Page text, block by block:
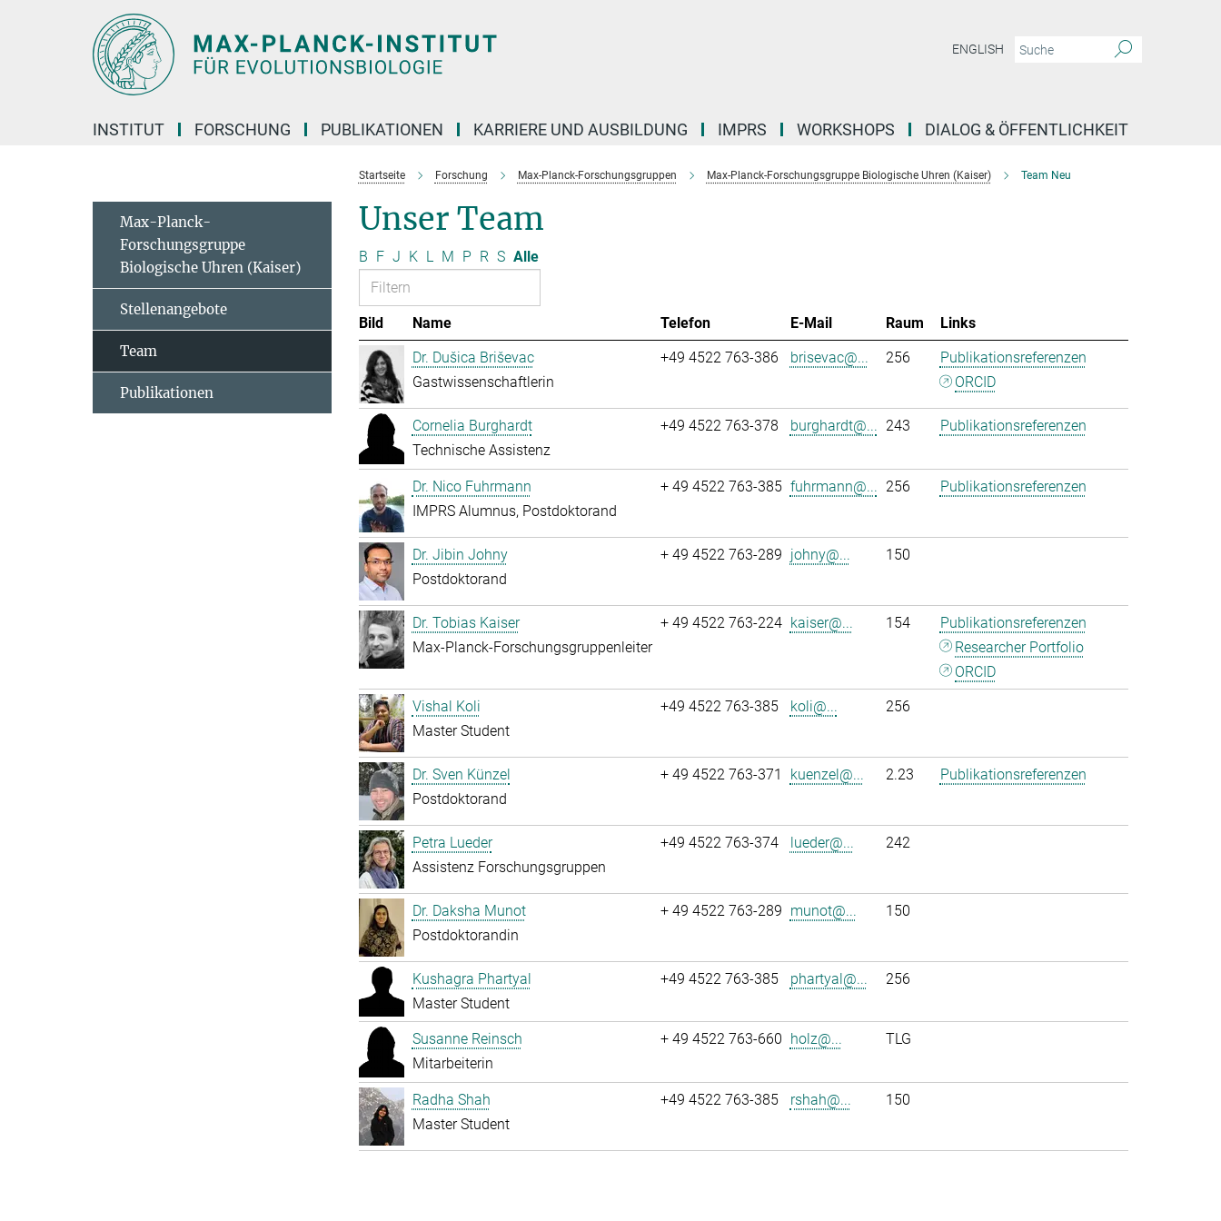
ENGLISH
INSTITUT FORSCHUNG PUBLIKATIONEN KARRIERE UND AUSBILDUNG IMPRS WORKSHOPS DIALOG & ÖFFENTLICHKEIT
Startseite Forschung Max-Planck-Forschungsgruppen Max-Planck-Forschungsgruppe Biologische Uhren (Kaiser) Team Neu
Unser Team
B F J K L M P R S Alle
Bild Name Telefon E-Mail Raum
Links
Dr. Dušica Briševac
Gastwissenschaftlerin
+49 4522 763-386 brisevac@... 256
Publikationsreferenzen
ORCID
Cornelia Burghardt
Technische Assistenz
+49 4522 763-378 burghardt@... 243 Publikationsreferenzen
Dr. Nico Fuhrmann
IMPRS Alumnus, Postdoktorand
+ 49 4522 763-385 fuhrmann@... 256 Publikationsreferenzen
Dr. Jibin Johny
Postdoktorand
+ 49 4522 763-289 johny@... 150
Dr. Tobias Kaiser
Max-Planck-Forschungsgruppenleiter
+ 49 4522 763-224 kaiser@... 154
Publikationsreferenzen
Researcher Portfolio
ORCID
Vishal Koli
Master Student
+49 4522 763-385 koli@... 256
Dr. Sven Künzel
Postdoktorand
+ 49 4522 763-371 kuenzel@... 2.23 Publikationsreferenzen
Petra Lueder
Assistenz Forschungsgruppen
+49 4522 763-374 lueder@... 242
Dr. Daksha Munot
Postdoktorandin
+ 49 4522 763-289 munot@... 150
Kushagra Phartyal
Master Student
+49 4522 763-385 phartyal@... 256
Susanne Reinsch
Mitarbeiterin
+ 49 4522 763-660 holz@... TLG
Radha Shah
Master Student
+49 4522 763-385 rshah@... 150
Max-Planck-
Forschungsgruppe
Biologische Uhren (Kaiser)
Stellenangebote
Team
Publikationen